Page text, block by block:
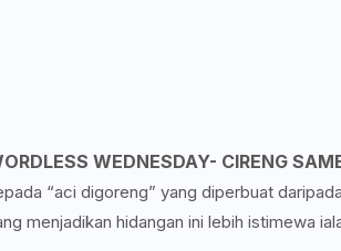
WEDNESDAY- CIRENG
“aci digoreng” yang diperbuat daripada
menjadikan hidangan ini lebih istimewa